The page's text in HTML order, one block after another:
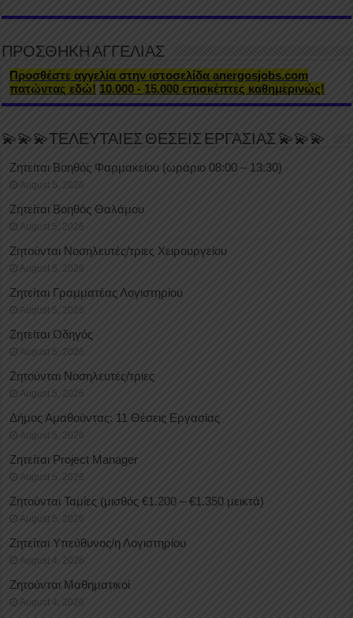
ΠΡΟΣΘΗΚΗ ΑΓΓΕΛΙΑΣ
Προσθέστε αγγελία στην ιστοσελίδα anergosjobs.com
πατώντας εδώ! 10.000 - 15.000 επισκέπτες καθημερινώς!
💫💫💫ΤΕΛΕΥΤΑΙΕΣ ΘΕΣΕΙΣ ΕΡΓΑΣΙΑΣ 💫💫💫
Ζητείται Βοηθός Φαρμακείου (ωράριο 08:00 – 13:30)
August 5, 2026
Ζητείται Βοηθός Θαλάμου
August 5, 2026
Ζητούνται Νοσηλευτές/τριες Χειρουργείου
August 5, 2026
Ζητείται Γραμματέας Λογιστηρίου
August 5, 2026
Ζητείται Οδηγός
August 5, 2026
Ζητούνται Νοσηλευτές/τριες
August 5, 2026
Δήμος Αμαθούντας: 11 Θέσεις Εργασίας
August 5, 2026
Ζητείται Project Manager
August 5, 2026
Ζητούνται Ταμίες (μισθός €1.200 – €1.350 μεικτά)
August 5, 2026
Ζητείται Υπεύθυνος/η Λογιστηρίου
August 4, 2026
Ζητούνται Μαθηματικοί
August 4, 2026